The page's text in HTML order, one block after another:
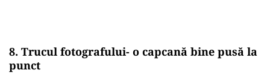
8. Trucul fotografului- o capcană bine pusă la
punct